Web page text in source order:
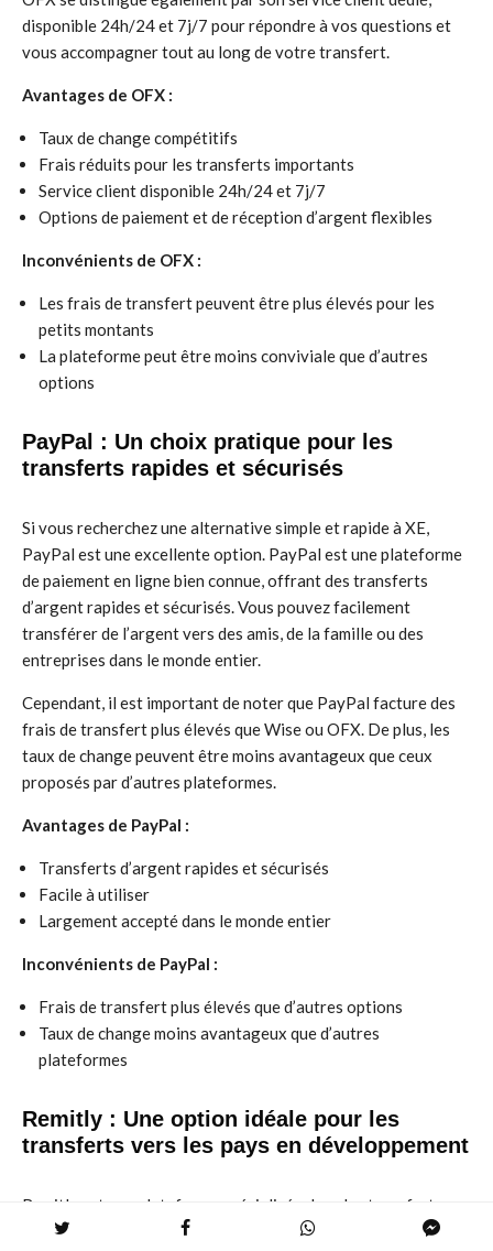
disponible 24h/24 et 7j/7 pour répondre à vos questions et
vous accompagner tout au long de votre transfert.
Avantages de OFX :
Taux de change compétitifs
Frais réduits pour les transferts importants
Service client disponible 24h/24 et 7j/7
Options de paiement et de réception d’argent flexibles
Inconvénients de OFX :
Les frais de transfert peuvent être plus élevés pour les
petits montants
La plateforme peut être moins conviviale que d’autres
options
PayPal : Un choix pratique pour les
transferts rapides et sécurisés
Si vous recherchez une alternative simple et rapide à XE,
PayPal est une excellente option. PayPal est une plateforme
de paiement en ligne bien connue, offrant des transferts
d’argent rapides et sécurisés. Vous pouvez facilement
transférer de l’argent vers des amis, de la famille ou des
entreprises dans le monde entier.
Cependant, il est important de noter que PayPal facture des
frais de transfert plus élevés que Wise ou OFX. De plus, les
taux de change peuvent être moins avantageux que ceux
proposés par d’autres plateformes.
Avantages de PayPal :
Transferts d’argent rapides et sécurisés
Facile à utiliser
Largement accepté dans le monde entier
Inconvénients de PayPal :
Frais de transfert plus élevés que d’autres options
Taux de change moins avantageux que d’autres
plateformes
Remitly : Une option idéale pour les
transferts vers les pays en développement
Remitly est une plateforme spécialisée dans les transferts
d’argent vers les pays en développement. Remitly offre des